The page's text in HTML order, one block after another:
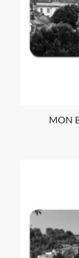
MON